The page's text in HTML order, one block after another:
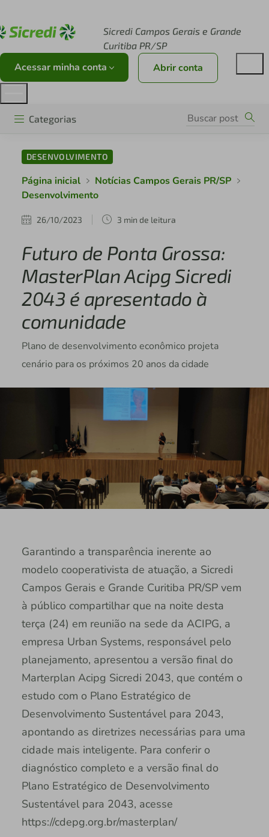
Sicredi Campos Gerais e Grande
Curitiba PR/SP
Acessar minha conta Abrir conta
Categorias
DESENVOLVIMENTO
Página inicial
Notícias Campos Gerais PR/SP
Desenvolvimento
26/10/2023 3 min de leitura
Futuro de Ponta Grossa:
MasterPlan Acipg Sicredi
2043 é apresentado à
comunidade
Plano de desenvolvimento econômico projeta
cenário para os próximos 20 anos da cidade
Garantindo a transparência inerente ao
modelo cooperativista de atuação, a Sicredi
Campos Gerais e Grande Curitiba PR/SP vem
à público compartilhar que na noite desta
terça (24) em reunião na sede da ACIPG, a
empresa Urban Systems, responsável pelo
planejamento, apresentou a versão final do
Marterplan Acipg Sicredi 2043, que contém o
estudo com o Plano Estratégico de
Desenvolvimento Sustentável para 2043,
apontando as diretrizes necessárias para uma
cidade mais inteligente. Para conferir o
diagnóstico completo e a versão final do
Plano Estratégico de Desenvolvimento
Sustentável para 2043, acesse
https://cdepg.org.br/masterplan/